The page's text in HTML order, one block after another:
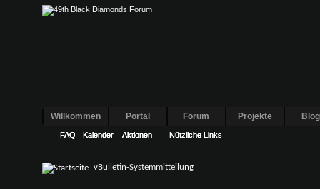
Willkommen Portal Forum Projekte
FAQ Kalender Aktionen Nützliche Links
FAQ Kalender Aktionen Nützliche Links
FAQ Kalender Aktionen Nützliche Links
vBulletin-Systemmitteilung